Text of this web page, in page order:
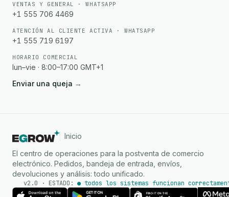
VENTAS Y GENERAL · WHATSAPP
+1 555 706 4469
ATENCIÓN AL CLIENTE ACTIVA · WHATSAPP
+1 555 719 6197
HORARIO COMERCIAL
lun–vie · 8:00–17:00 GMT+1
Enviar una queja →
Inicio
El centro de operaciones para la postventa de comercio
electrónico. Pedidos, bandeja de entrada, envíos,
devoluciones y análisis: todo unificado.
v2.0 · ESTADO: ● todos los sistemas funcionan